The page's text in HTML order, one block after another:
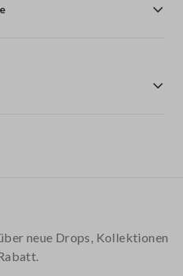
neue Drops, Kollektionen